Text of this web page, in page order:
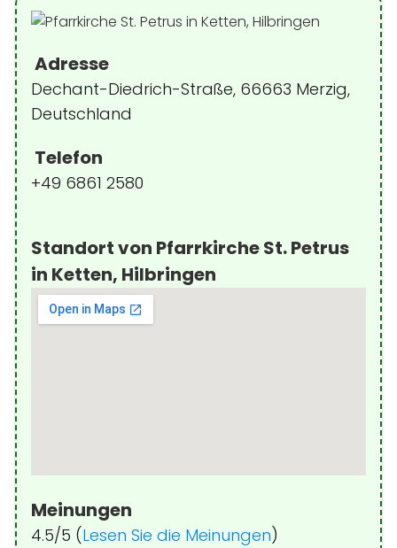
Adresse
Dechant-Diedrich-Straße, 66663 Merzig,
Deutschland
Telefon
+49 6861 2580
Standort von Pfarrkirche St. Petrus
in Ketten, Hilbringen
Meinungen
4.5/5 (Lesen Sie die Meinungen)